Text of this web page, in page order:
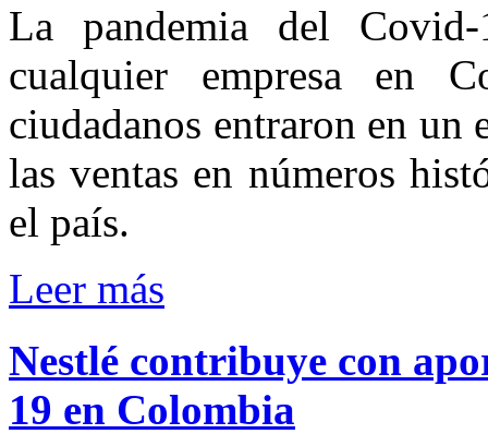
La pandemia del
cualquier empresa en
ciudadanos entraron en un
las ventas en números
el país.
Leer más
Nestlé contribuye con
19 en Colombia